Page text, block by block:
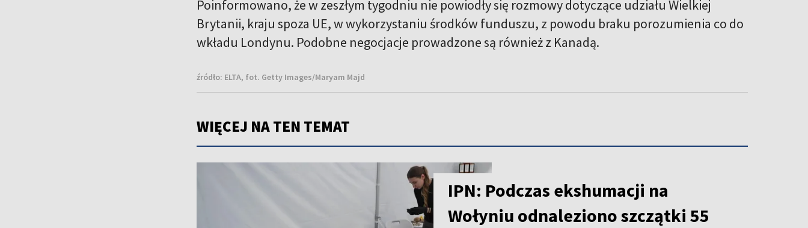
Poinformowano, że w zeszłym tygodniu nie powiodły się rozmowy dotyczące udziału Wielkiej
Brytanii, kraju spoza UE, w wykorzystaniu środków funduszu, z powodu braku porozumienia co do
wkładu Londynu. Podobne negocjacje prowadzone są również z Kanadą.
źródło: ELTA, fot. Getty Images/Maryam Majd
WIĘCEJ NA TEN TEMAT
IPN: Podczas ekshumacji na
Wołyniu odnaleziono szczątki 55